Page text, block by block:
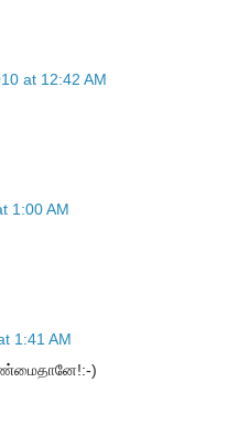
at 12:42 AM
1:00 AM
1:41 AM
)